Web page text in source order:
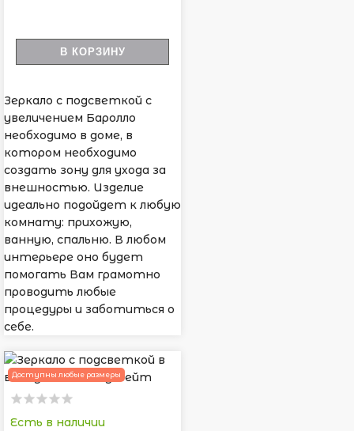
В КОРЗИНУ
Зеркало с подсветкой с
увеличением Баролло
необходимо в доме, в
котором необходимо
создать зону для ухода за
внешностью. Изделие
идеально подойдет к любую
комнату: прихожую,
ванную, спальню. В любом
интерьере оно будет
помогать Вам грамотно
проводить любые
процедуры и заботиться о
себе.
Доступны любые размеры
Есть в наличии